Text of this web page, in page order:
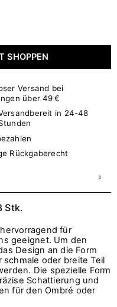
SHOPPEN
Versand bei
über 49 €
in 24-48
Rückgaberecht
Stk.
für
geeignet. Um den
Design an die Form
oder breite Teil
Die spezielle Form
Schattierung und
für den Ombré oder